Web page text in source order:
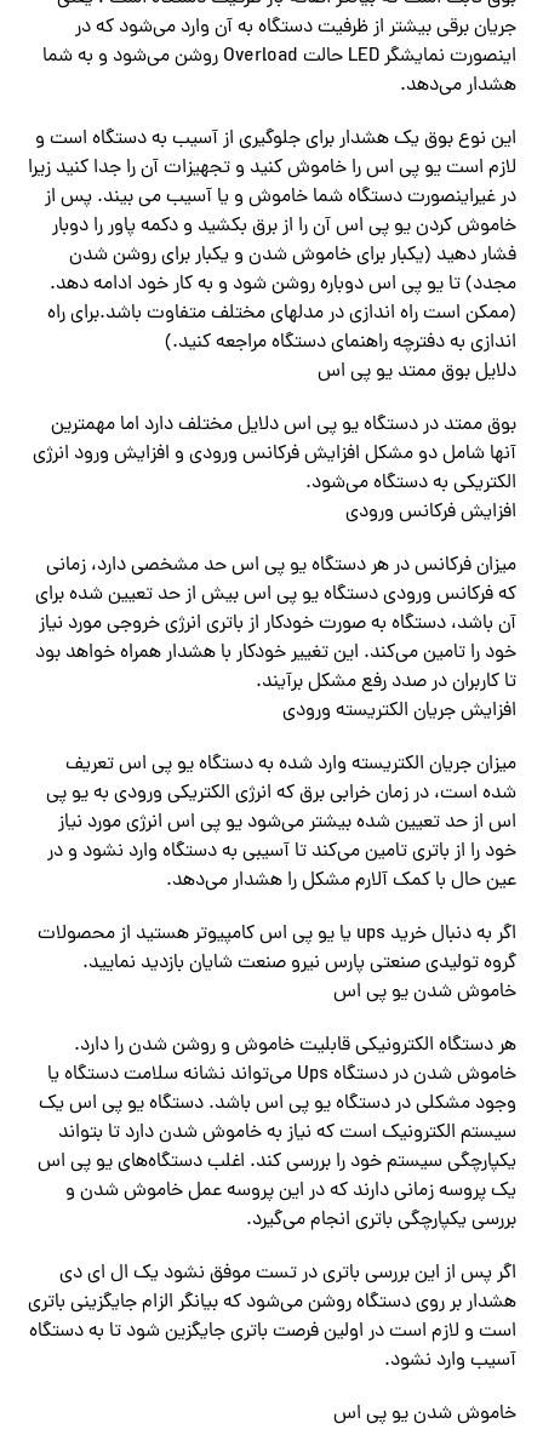
جریان برقی بیشتر از ظرفیت دستگاه به آن وارد‌ می‌شود که در
اینصورت نمایشگر LED حالت Overload روشن‌ می‌شود و به شما
هشدار‌ می‌دهد.
این نوع بوق یک هشدار برای جلوگیری از آسیب به دستگاه است و
لازم است یو پی اس را خاموش کنید و تجهیزات آن را جدا کنید زیرا
در غیراینصورت دستگاه شما خاموش و یا آسیب می بیند. پس از
خاموش کردن یو پی اس آن را از برق بکشید و دکمه پاور را دوبار
فشار دهید (یکبار برای خاموش شدن و یکبار برای روشن شدن
مجدد) تا یو پی اس دوباره روشن شود و به کار خود ادامه دهد.‌‌
(ممکن است راه اندازی در مدلهای مختلف متفاوت باشد.برای راه
اندازی به دفترچه راهنمای دستگاه مراجعه کنید.)
دلایل بوق ممتد یو پی اس
بوق ممتد در دستگاه یو پی اس دلایل مختلف دارد اما مهمترین
آنها شامل دو مشکل افزایش فرکانس ورودی و افزایش ورود انرژی
الکتریکی به دستگاه‌ می‌شود.
افزایش فرکانس ورودی
میزان فرکانس در هر دستگاه یو پی اس حد مشخصی دارد، زمانی
که فرکانس ورودی دستگاه یو پی اس بیش از حد تعیین شده برای
آن باشد، دستگاه به صورت خودکار از باتری انرژی خروجی مورد نیاز
خود را تامین‌ می‌کند. این تغییر خودکار با هشدار همراه خواهد بود
تا کاربران در صدد رفع مشکل برآیند.
افزایش جریان الکتریسته ورودی
میزان جریان الکتریسته وارد شده به دستگاه یو پی اس تعریف
شده است، در زمان خرابی برق که انرژی الکتریکی ورودی به یو پی
اس از حد تعیین شده بیشتر‌ می‌شود یو پی اس انرژی مورد نیاز
خود را از باتری تامین‌ می‌کند تا آسیبی به دستگاه وارد نشود و در
عین حال با کمک آلارم مشکل را هشدار‌ می‌دهد.
اگر به دنبال خرید ups یا یو پی اس کامپیوتر هستید از محصولات
گروه تولیدی صنعتی پارس نیرو صنعت شایان بازدید نمایید.
خاموش شدن یو پی اس
هر دستگاه الکترونیکی قابلیت خاموش و روشن شدن را دارد.
خاموش شدن در دستگاه Ups‌ می‌تواند نشانه سلامت دستگاه یا
وجود مشکلی در دستگاه یو پی اس باشد. دستگاه یو پی اس یک
سیستم الکترونیک است که نیاز به خاموش شدن دارد تا بتواند
یکپارچگی سیستم خود را بررسی کند. اغلب دستگاه‌های یو پی اس
یک پروسه زمانی دارند که در این پروسه عمل خاموش شدن و
بررسی یکپارچگی باتری انجام‌ می‌گیرد.
اگر پس از این بررسی باتری در تست موفق نشود یک ال ای دی
هشدار بر روی دستگاه روشن‌ می‌شود که بیانگر الزام جایگزینی باتری
است و لازم است در اولین فرصت باتری جایگزین شود تا به دستگاه
آسیب وارد نشود.
خاموش شدن یو پی اس